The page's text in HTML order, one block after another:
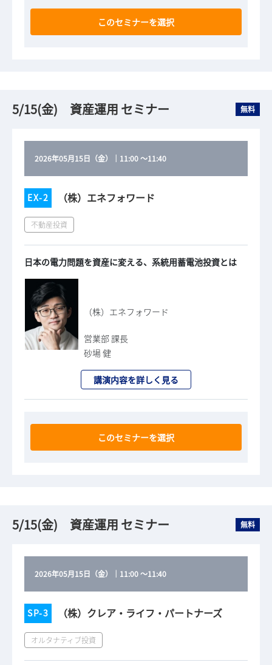
このセミナーを選択
5/15(金) 資産運用 セミナー 無料
2026年05月15日（金） ｜ 11:00～11:40
EX-2 （株）エネフォワード
不動産投資
日本の電力問題を資産に変える、系統用蓄電池投資とは
（株）エネフォワード
営業部 課長
砂場 健
講演内容を詳しく見る
このセミナーを選択
5/15(金) 資産運用 セミナー 無料
2026年05月15日（金） ｜ 11:00～11:40
SP-3 （株）クレア・ライフ・パートナーズ
オルタナティブ投資